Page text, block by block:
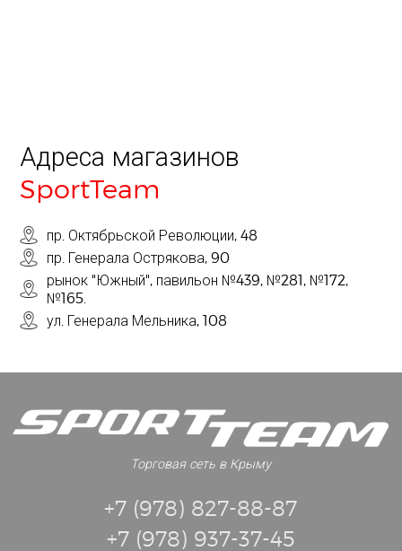
Адреса магазинов
SportTeam
пр. Октябрьской Революции, 48
пр. Генерала Острякова, 90
рынок "Южный", павильон №439, №281, №172,
№165.
ул. Генерала Мельника, 108
Торговая сеть в Крыму
+7 (978) 827-88-87
+7 (978) 937-37-45